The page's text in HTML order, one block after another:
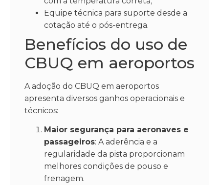
Equipe técnica para suporte desde a
cotação até o pós-entrega.
Benefícios do uso de
CBUQ em aeroportos
A adoção do CBUQ em aeroportos
apresenta diversos ganhos operacionais e
técnicos:
Maior segurança para aeronaves e
passageiros: A aderência e a
regularidade da pista proporcionam
melhores condições de pouso e
frenagem.